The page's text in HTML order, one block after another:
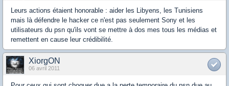
Leurs actions étaient honorable : aider les Libyens, les Tunisiens
mais là défendre le hacker ce n'est pas seulement Sony et les
utilisateurs du psn qu'ils vont se mettre à dos mes tous les médias et
remettent en cause leur crédibilité.
XiorgON
06 avril 2011